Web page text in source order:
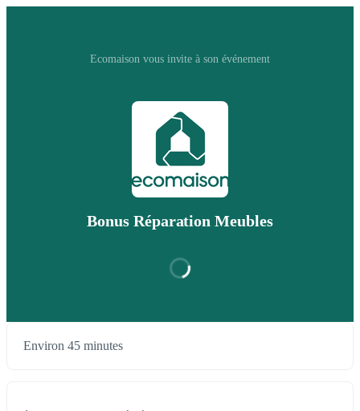
Ecomaison vous invite à son événement
Bonus Réparation Meubles
Environ 45 minutes